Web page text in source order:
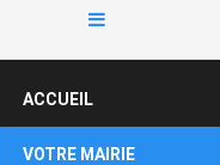
ACCUEIL
VOTRE MAIRIE